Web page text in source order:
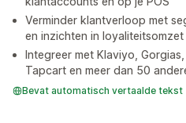
Verminder klantverloop met
en inzichten in loyaliteitsomzet
Integreer met Klaviyo,
Tapcart en meer dan 50
Bevat automatisch vertaalde tekst